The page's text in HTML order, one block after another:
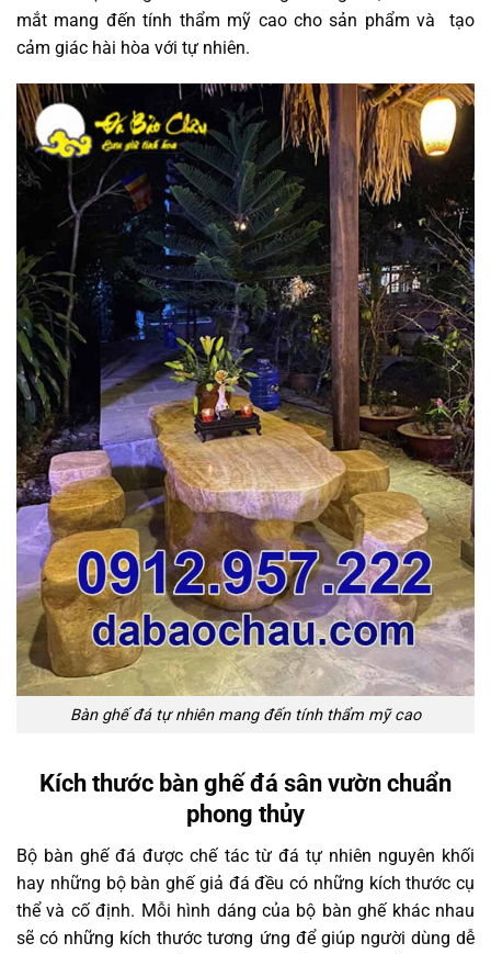
mắt mang đến tính thẩm mỹ cao cho sản phẩm và tạo
cảm giác hài hòa với tự nhiên.
Bàn ghế đá tự nhiên mang đến tính thẩm mỹ cao
Kích thước bàn ghế đá sân vườn chuẩn
phong thủy
Bộ bàn ghế đá được chế tác từ đá tự nhiên nguyên khối
hay những bộ bàn ghế giả đá đều có những kích thước cụ
thể và cố định. Mỗi hình dáng của bộ bàn ghế khác nhau
sẽ có những kích thước tương ứng để giúp người dùng dễ